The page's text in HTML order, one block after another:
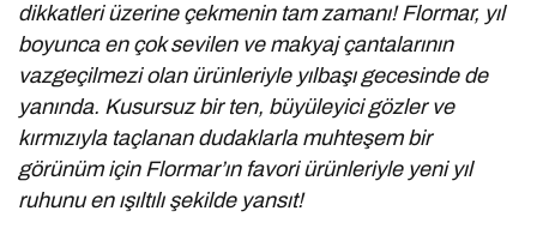
dikkatleri üzerine çekmenin tam zamanı! Flormar, yıl
boyunca en çok sevilen ve makyaj çantalarının
vazgeçilmezi olan ürünleriyle yılbaşı gecesinde de
yanında. Kusursuz bir ten, büyüleyici gözler ve
kırmızıyla taçlanan dudaklarla muhteşem bir
görünüm için Flormar’ın favori ürünleriyle yeni yıl
ruhunu en ışıltılı şekilde yansıt!